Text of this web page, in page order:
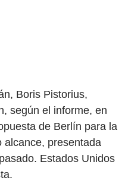
Boris Pistorius,
según el informe, en
de Berlín para la
alcance, presentada
Estados Unidos